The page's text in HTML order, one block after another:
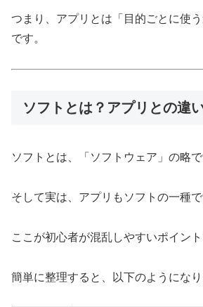
つまり、アプリとは「目的ごとに使
です。
ソフトとは？アプリとの違
ソフトとは、「ソフトウェア」の略で
そして実は、アプリもソフトの一種で
ここが初心者が混乱しやすいポイント
簡単に整理すると、以下のようになり